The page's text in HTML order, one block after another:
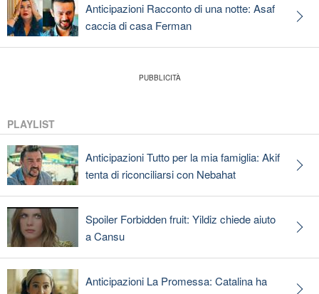
Anticipazioni Racconto di una notte: Asaf
caccia di casa Ferman
PLAYLIST
Anticipazioni Tutto per la mia famiglia: Akif
tenta di riconciliarsi con Nebahat
Spoiler Forbidden fruit: Yildiz chiede aiuto
a Cansu
Anticipazioni La Promessa: Catalina ha